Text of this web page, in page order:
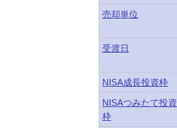
売却単位
受渡日
NISA成長投資枠
NISAつみたて投資
枠